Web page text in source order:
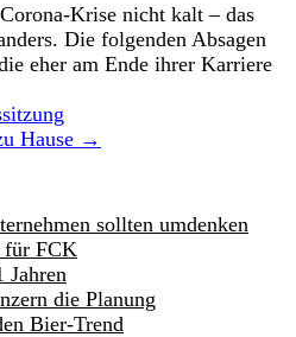
Krise nicht kalt – das
Die folgenden Absagen
eher am Ende ihrer Karriere
Hause →
sollten umdenken
für FCK
Jahren
die Planung
Bier-Trend